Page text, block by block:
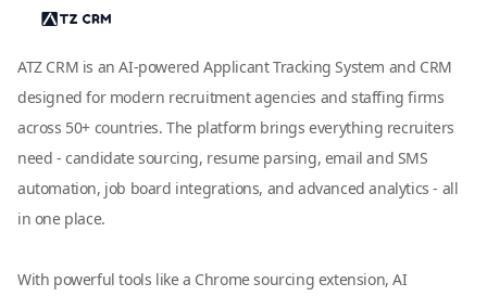
ATZ CRM is an AI-powered Applicant Tracking System and CRM
designed for modern recruitment agencies and staffing firms
across 50+ countries. The platform brings everything recruiters
need - candidate sourcing, resume parsing, email and SMS
automation, job board integrations, and advanced analytics - all
in one place.
With powerful tools like a Chrome sourcing extension, AI